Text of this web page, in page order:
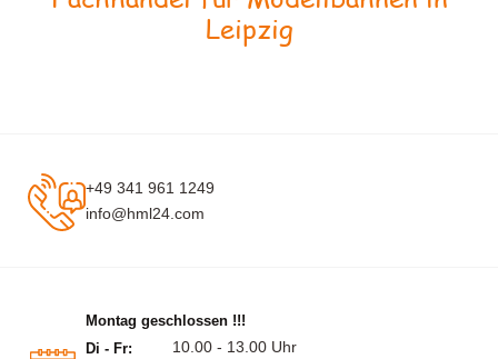
Leipzig
+49 341 961 1249
info@hml24.com
Montag geschlossen !!!
Di - Fr:
10.00 - 13.00 Uhr